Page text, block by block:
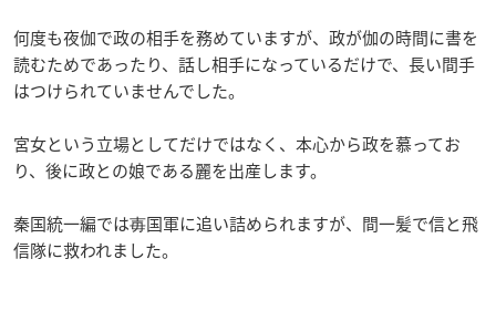
何度も夜伽で政の相手を務めていますが、政が伽の時間に書を
読むためであったり、話し相手になっているだけで、長い間手
はつけられていませんでした。
宮女という立場としてだけではなく、本心から政を慕ってお
り、後に政との娘である麗を出産します。
秦国統一編では毐国軍に追い詰められますが、間一髪で信と飛
信隊に救われました。